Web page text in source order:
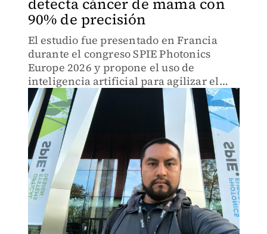
90% de precisión
El estudio fue presentado en Francia
durante el congreso SPIE Photonics
Europe 2026 y propone el uso de
inteligencia artificial para agilizar el
análisis de imágenes térmicas y apoyar
el diagnóstico de cáncer mamario.